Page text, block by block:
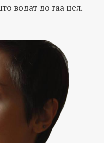
водат до таа цел.